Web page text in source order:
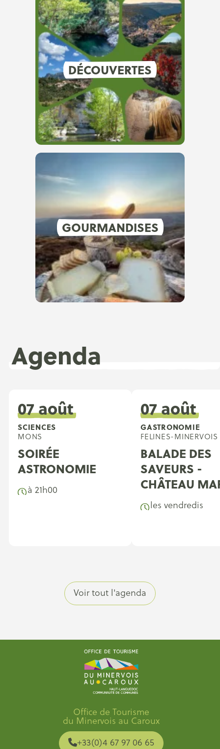
DÉCOUVERTES
GOURMANDISES
Agenda
07 août
SCIENCES
MONS
SOIRÉE
ASTRONOMIE
à 21h00
07 août
GASTRONOMIE
FELINES-MINERVOIS
BALADE DES
SAVEURS -
CHÂTEAU
les vendredis
Voir tout l'agenda
Office de Tourisme
du Minervois au Caroux
+33(0)4 67 97 06 65